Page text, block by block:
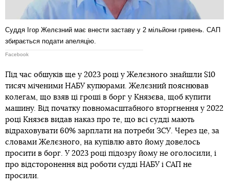
Суддя Ігор Желєзний має внести заставу у 2 мільйони гривень. САП
збирається подати апеляцію.
Facebook
Під час обшуків ще у 2023 році у Желєзного знайшли $10
тисяч міченими НАБУ купюрами. Желєзний пояснював
колегам, що взяв ці гроші в борг у Князєва, щоб купити
машину. Від початку повномасштабного вторгнення у 2022
році Князєв видав наказ про те, що всі судді мають
відраховувати 60% зарплати на потреби ЗСУ. Через це, за
словами Желєзного, на купівлю авто йому довелось
просити в борг. У 2023 році підозру йому не оголосили, і
про відсторонення від роботи судді НАБУ і САП не
просили.